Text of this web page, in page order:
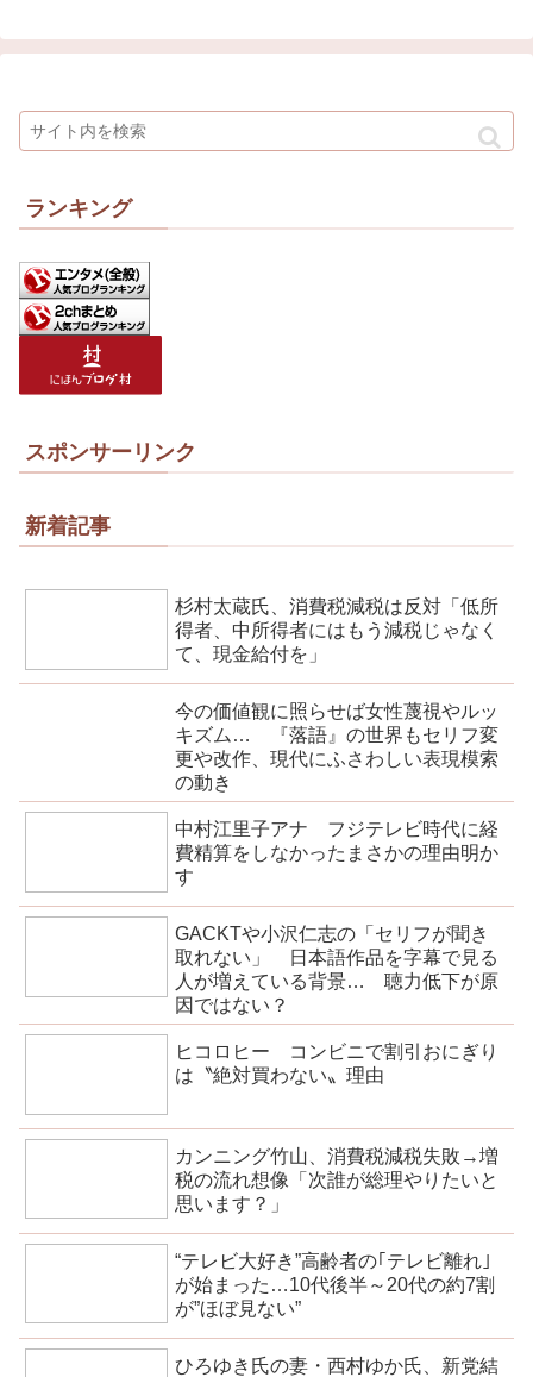
ランキング
スポンサーリンク
新着記事
杉村太蔵氏、消費税減税は反対「低所
得者、中所得者にはもう減税じゃなく
て、現金給付を」
今の価値観に照らせば女性蔑視やルッ
キズム… 『落語』の世界もセリフ変
更や改作、現代にふさわしい表現模索
の動き
中村江里子アナ フジテレビ時代に経
費精算をしなかったまさかの理由明か
す
GACKTや小沢仁志の「セリフが聞き
取れない」 日本語作品を字幕で見る
人が増えている背景… 聴力低下が原
因ではない？
ヒコロヒー コンビニで割引おにぎり
は〝絶対買わない〟理由
カンニング竹山、消費税減税失敗→増
税の流れ想像「次誰が総理やりたいと
思います？」
“テレビ大好き”高齢者の｢テレビ離れ｣
が始まった…10代後半～20代の約7割
が”ほぼ見ない”
ひろゆき氏の妻・西村ゆか氏、新党結